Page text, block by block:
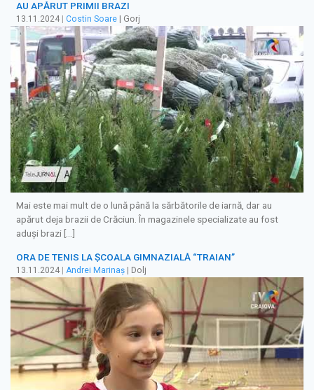
AU APĂRUT PRIMII BRAZI
13.11.2024 | Costin Soare | Gorj
Mai este mai mult de o lună până la sărbătorile de iarnă, dar au
apărut deja brazii de Crăciun. În magazinele specializate au fost
aduşi brazi […]
ORA DE TENIS LA ȘCOALA GIMNAZIALĂ “TRAIAN”
13.11.2024 Andrei Marinaș | Dolj